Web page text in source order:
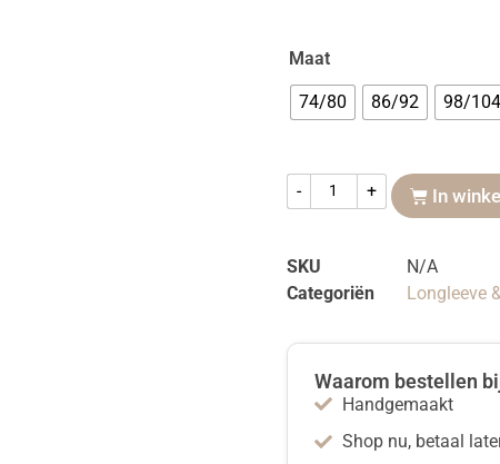
Maat
74/80 86/92 98/104
- + In
SKU
N/A
Categoriën
Longleeve
Waarom bestellen
Handgemaakt
Shop nu, betaal